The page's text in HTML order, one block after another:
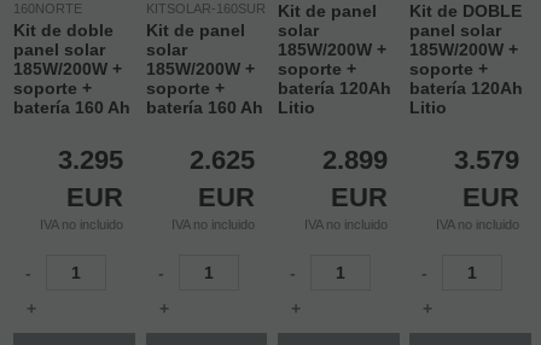
160NORTE
Kit de doble
panel solar
185W/200W +
soporte +
batería 160 Ah
3.295
EUR
IVA no incluido
-
+
KITSOLAR-160SUR
Kit de panel
solar
185W/200W +
soporte +
batería 160 Ah
2.625
EUR
IVA no incluido
-
+
Kit de panel
solar
185W/200W +
soporte +
batería 120Ah
Litio
2.899
EUR
IVA no incluido
-
+
Kit de DOBLE
panel solar
185W/200W +
soporte +
batería 120Ah
Litio
3.579
EUR
IVA no incluido
-
+